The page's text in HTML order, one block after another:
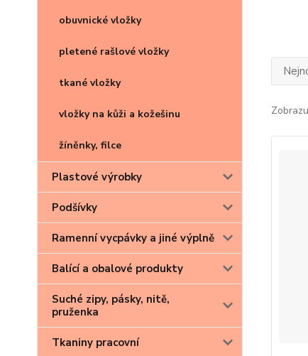
obuvnické vložky
pletené rašlové vložky
tkané vložky
vložky na kůži a kožešinu
žíněnky, filce
Plastové výrobky
Podšívky
Ramenní vycpávky a jiné výplně
Balící a obalové produkty
Suché zipy, pásky, nitě,
pruženka
Tkaniny pracovní